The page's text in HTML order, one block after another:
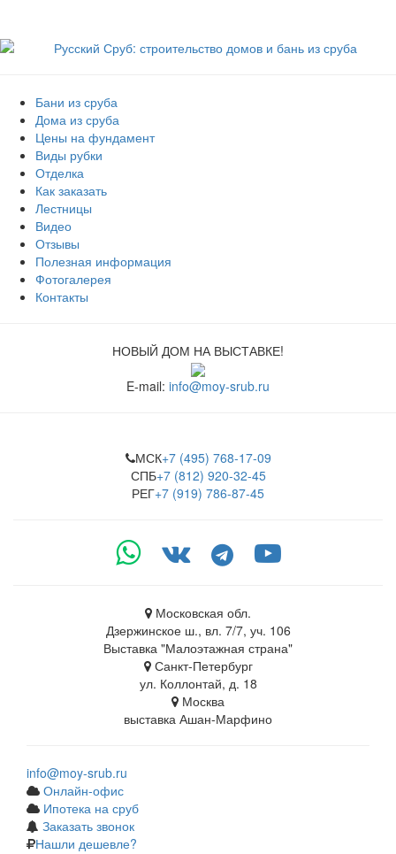
Бани из сруба
Дома из сруба
Цены на фундамент
Виды рубки
Отделка
Как заказать
Лестницы
Видео
Отзывы
Полезная информация
Фотогалерея
Контакты
НОВЫЙ ДОМ НА ВЫСТАВКЕ!
E-mail: info@moy-srub.ru
МСК+7 (495) 768-17-09
СПБ+7 (812) 920-32-45
РЕГ+7 (919) 786-87-45
Московская обл.
Дзержинское ш., вл. 7/7, уч. 106
Выставка "Малоэтажная страна"
Санкт-Петербург
ул. Коллонтай, д. 18
Москва
выставка Ашан-Марфино
info@moy-srub.ru
Онлайн-офис
Ипотека на сруб
Заказать звонок
Нашли дешевле?